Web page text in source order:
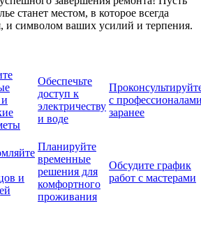
станет местом, в которое всегда
и символом ваших усилий и терпения.
Обеспечьте
доступ к
электричеству
и воде
с
заранее
и
Планируйте
временные
решения для
комфортного
проживания
Обсудите график
работ с мастерами